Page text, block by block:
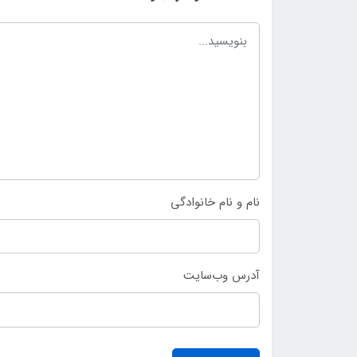
نام و نام خانوادگی
آدرس وب‌سایت